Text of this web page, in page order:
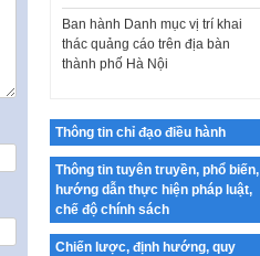
Ban hành Danh mục vị trí khai
thác quảng cáo trên địa bàn
thành phố Hà Nội
tưởng của Đảng…
Công bố công khai dự toán kinh
phí xây dựng pháp luật, hoàn
thiện thể chế, chính…
Quy định về nghiên cứu, ứng
dụng khoa học, công nghệ, đổi
Thông tin chỉ đạo điều hành
Thông tin tuyên truyền, phổ biến,
hướng dẫn thực hiện pháp luật,
chế độ chính sách
Chiến lược, định hướng, quy